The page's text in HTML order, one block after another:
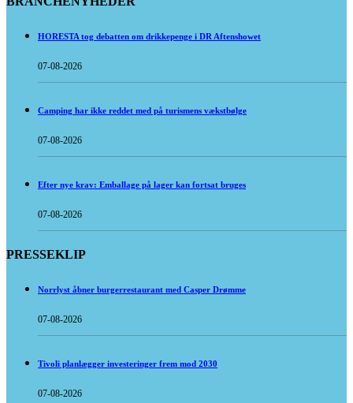
HORESTA tog debatten om drikkepenge i DR Aftenshowet
07-08-2026
Camping har ikke reddet med på turismens vækstbølge
07-08-2026
Efter nye krav: Emballage på lager kan fortsat bruges
07-08-2026
PRESSEKLIP
Norrlyst åbner burgerrestaurant med Casper Drømme
07-08-2026
Tivoli planlægger investeringer frem mod 2030
07-08-2026